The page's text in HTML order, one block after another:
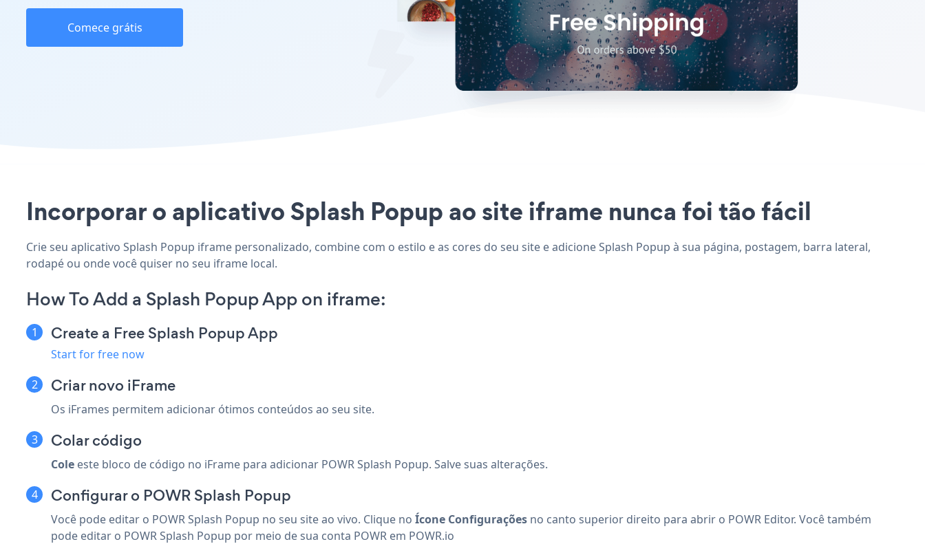
Comece grátis
Incorporar o aplicativo Splash Popup ao site iframe nunca foi tão fácil
Crie seu aplicativo Splash Popup iframe personalizado, combine com o estilo e as cores do seu site e adicione Splash Popup à sua página, postagem, barra lateral,
rodapé ou onde você quiser no seu iframe local.
How To Add a Splash Popup App on iframe:
Create a Free Splash Popup App
Start for free now
Criar novo iFrame
Os iFrames permitem adicionar ótimos conteúdos ao seu site.
Colar código
Cole este bloco de código no iFrame para adicionar POWR Splash Popup. Salve suas alterações.
Configurar o POWR Splash Popup
Você pode editar o POWR Splash Popup no seu site ao vivo. Clique no Ícone Configurações no canto superior direito para abrir o POWR Editor. Você também
pode editar o POWR Splash Popup por meio de sua conta POWR em POWR.io